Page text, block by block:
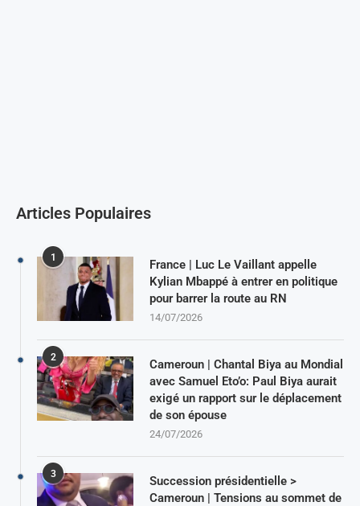
Articles Populaires
1
France | Luc Le Vaillant appelle
Kylian Mbappé à entrer en politique
pour barrer la route au RN
14/07/2026
2
Cameroun | Chantal Biya au Mondial
avec Samuel Eto’o: Paul Biya aurait
exigé un rapport sur le déplacement
de son épouse
24/07/2026
3
Succession présidentielle >
Cameroun | Tensions au sommet de